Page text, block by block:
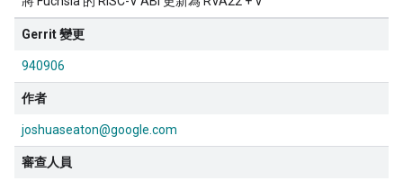
Gerrit 變更
940906
作者
joshuaseaton@google.com
審查人員